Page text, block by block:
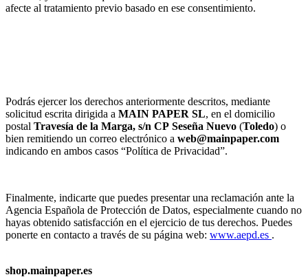
afecte al tratamiento previo basado en ese consentimiento.
Podrás ejercer los derechos anteriormente descritos, mediante
solicitud escrita dirigida a MAIN PAPER SL, en el domicilio
postal Travesía de la Marga, s/n CP Seseña Nuevo (Toledo) o
bien remitiendo un correo electrónico a web@mainpaper.com
indicando en ambos casos “Política de Privacidad”.
Finalmente, indicarte que puedes presentar una reclamación ante la
Agencia Española de Protección de Datos, especialmente cuando no
hayas obtenido satisfacción en el ejercicio de tus derechos. Puedes
ponerte en contacto a través de su página web: www.aepd.es .
shop.mainpaper.es